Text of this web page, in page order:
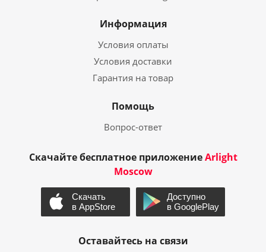
Информация
Условия оплаты
Условия доставки
Гарантия на товар
Помощь
Вопрос-ответ
Скачайте бесплатное приложениеArlight
Moscow
Оставайтесь на связи